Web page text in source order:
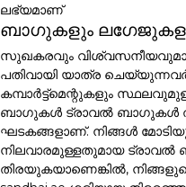
ലഭ്യമാണ്
ബാഗുകളും
സുഖകരവും
പതിവായി യാത്ര
കമ്പാർട്ട്മെന്റുകളും
ബാഗുകൾ ട്രാവൽ ബാഗുകൾ
ഘടകങ്ങളാണ്. നിങ്ങൾ
നിലവാരമുള്ളതുമായ ട്രാവൽ
തിരയുകയാണെങ്കിൽ,